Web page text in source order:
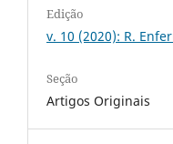
Edição
v. 10 (2020): R.
Seção
Artigos Originais